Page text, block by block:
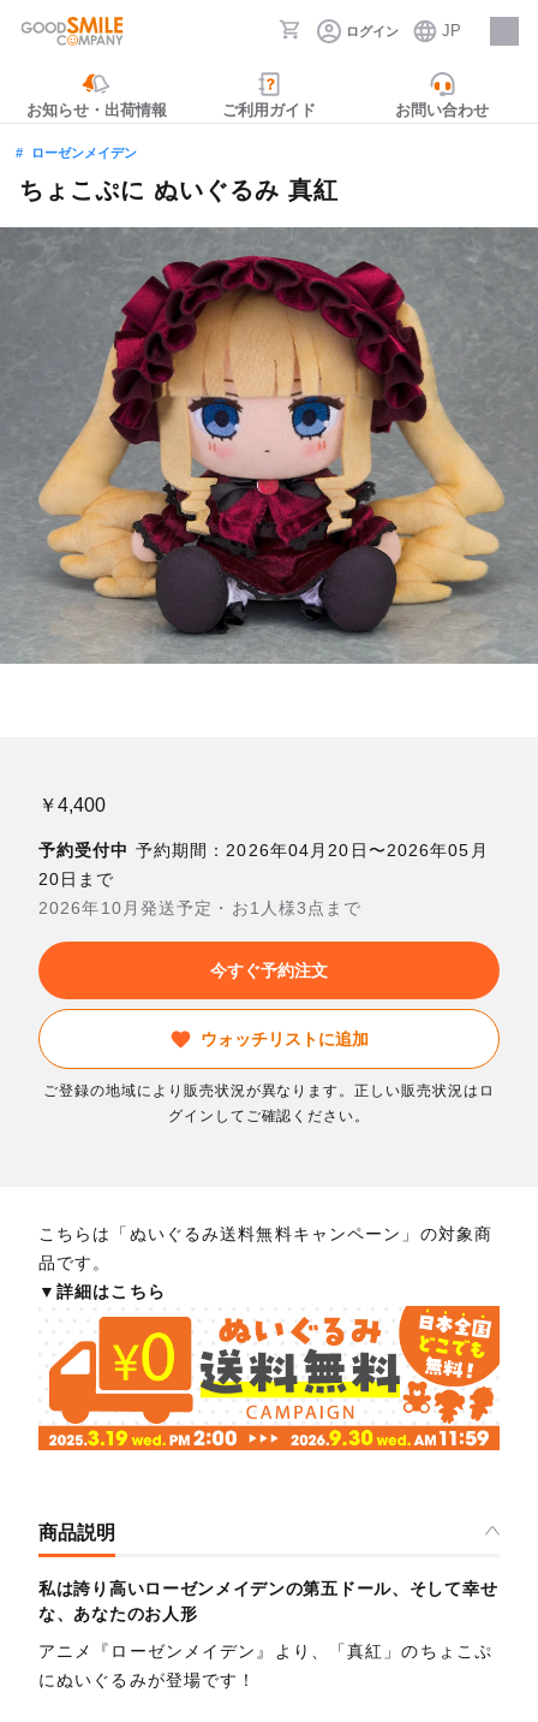
ログイン JP
採用情報
お知らせ・出荷情報 ご利用ガイド お問い合わせ
ローゼンメイデン
ちょこぷに ぬいぐるみ 真紅
￥4,400
予約受付中 予約期間：2026年04月20日〜2026年05月
20日まで
2026年10月発送予定・お1人様3点まで
今すぐ予約注文
ウォッチリストに追加
ご登録の地域により販売状況が異なります。正しい販売状況はロ
グインしてご確認ください。
こちらは「ぬいぐるみ送料無料キャンペーン」の対象商
品です。
▼詳細はこちら
商品説明
私は誇り高いローゼンメイデンの第五ドール、そして幸せ
な、あなたのお人形
アニメ『ローゼンメイデン』より、「真紅」のちょこぷ
にぬいぐるみが登場です！